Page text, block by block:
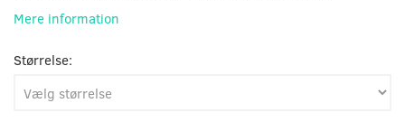
Mere information
Størrelse: